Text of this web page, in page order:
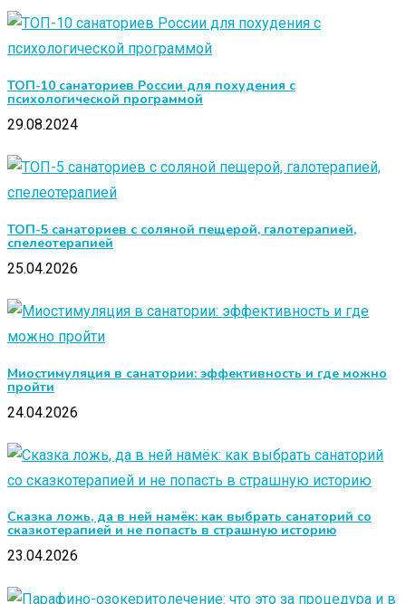
ТОП-10 санаториев России для похудения с
психологической программой
29.08.2024
ТОП-5 санаториев с соляной пещерой, галотерапией,
спелеотерапией
25.04.2026
Миостимуляция в санатории: эффективность и где можно
пройти
24.04.2026
Сказка ложь, да в ней намёк: как выбрать санаторий со
сказкотерапией и не попасть в страшную историю
23.04.2026